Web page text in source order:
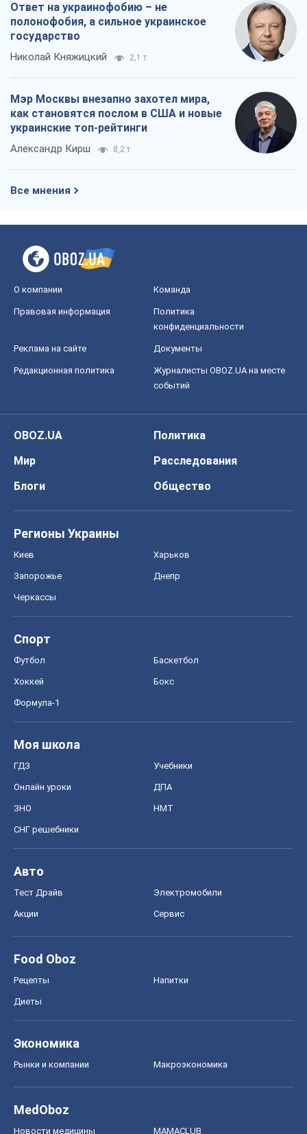
Ответ на украинофобию – не
полонофобия, а сильное украинское
государство
Николай Княжицкий 2,1 т.
Мэр Москвы внезапно захотел мира,
как становятся послом в США и новые
украинские топ-рейтинги
Александр Кирш 8,2 т.
Все мнения
О компании Команда
Правовая информация
Политика
конфиденциальности
Реклама на сайте Документы
Редакционная политика
Журналисты OBOZ.UA на месте
событий
OBOZ.UA
Политика
Мир
Расследования
Блоги
Общество
Регионы Украины
Киев Харьков
Запорожье Днепр
Черкассы
Спорт
Футбол Баскетбол
Хоккей Бокс
Формула-1
Моя школа
ГДЗ Учебники
Онлайн уроки ДПА
ЗНО НМТ
СНГ решебники
Авто
Тест Драйв Электромобили
Акции Сервис
Food Oboz
Рецепты Напитки
Диеты
Экономика
Рынки и компании Mакроэкономика
MedOboz
Новости медицины MAMACLUB